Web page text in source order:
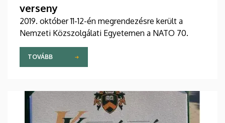
verseny
2019. október 11-12-én megrendezésre került a
Nemzeti Közszolgálati Egyetemen a NATO 70.
TOVÁBB